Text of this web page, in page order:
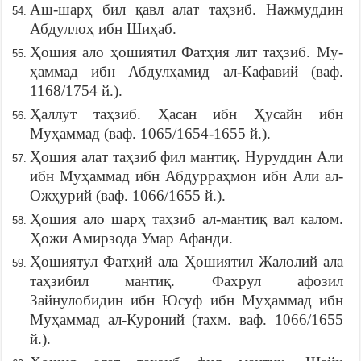
Аш-шарҳ бил қавл алат таҳзиб. Нажмуддин
Абдуллоҳ ибн Шиҳаб.
Ҳошия ало ҳошиятил Фатҳия лит таҳзиб. Му­
ҳаммад ибн Абдулҳамид ал-Кафавий (ваф.
1168/1754 й.).
Ҳаллут таҳзиб. Ҳасан ибн Ҳусайн ибн
Муҳаммад (ваф. 1065/1654-1655 й.).
Ҳошия алат таҳзиб фил мантиқ. Нуруддин Али
ибн Муҳаммад ибн Абдурраҳмон ибн Али ал-
Ожҳурий (ваф. 1066/1655 й.).
Ҳошия ало шарҳ таҳзиб ал-мантиқ вал калом.
Ҳожи Амирзода Умар Афанди.
Ҳошиятул Фатҳий ала Ҳошиятил Жалолий ала
таҳзибил мантиқ. Фахрул афозил
Зайнулобидин ибн Юсуф ибн Муҳаммад ибн
Муҳаммад ал-Куроний (тахм. ваф. 1066/1655
й.).